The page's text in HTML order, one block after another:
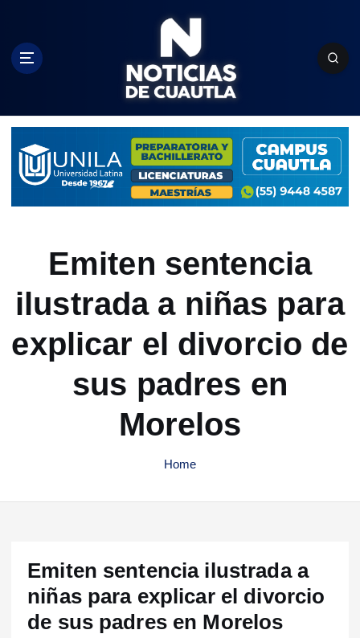
c
Emiten sentencia
ilustrada a niñas para
explicar el divorcio de
sus padres en
Morelos
Home
Emiten sentencia ilustrada a
niñas para explicar el divorcio
de sus padres en Morelos